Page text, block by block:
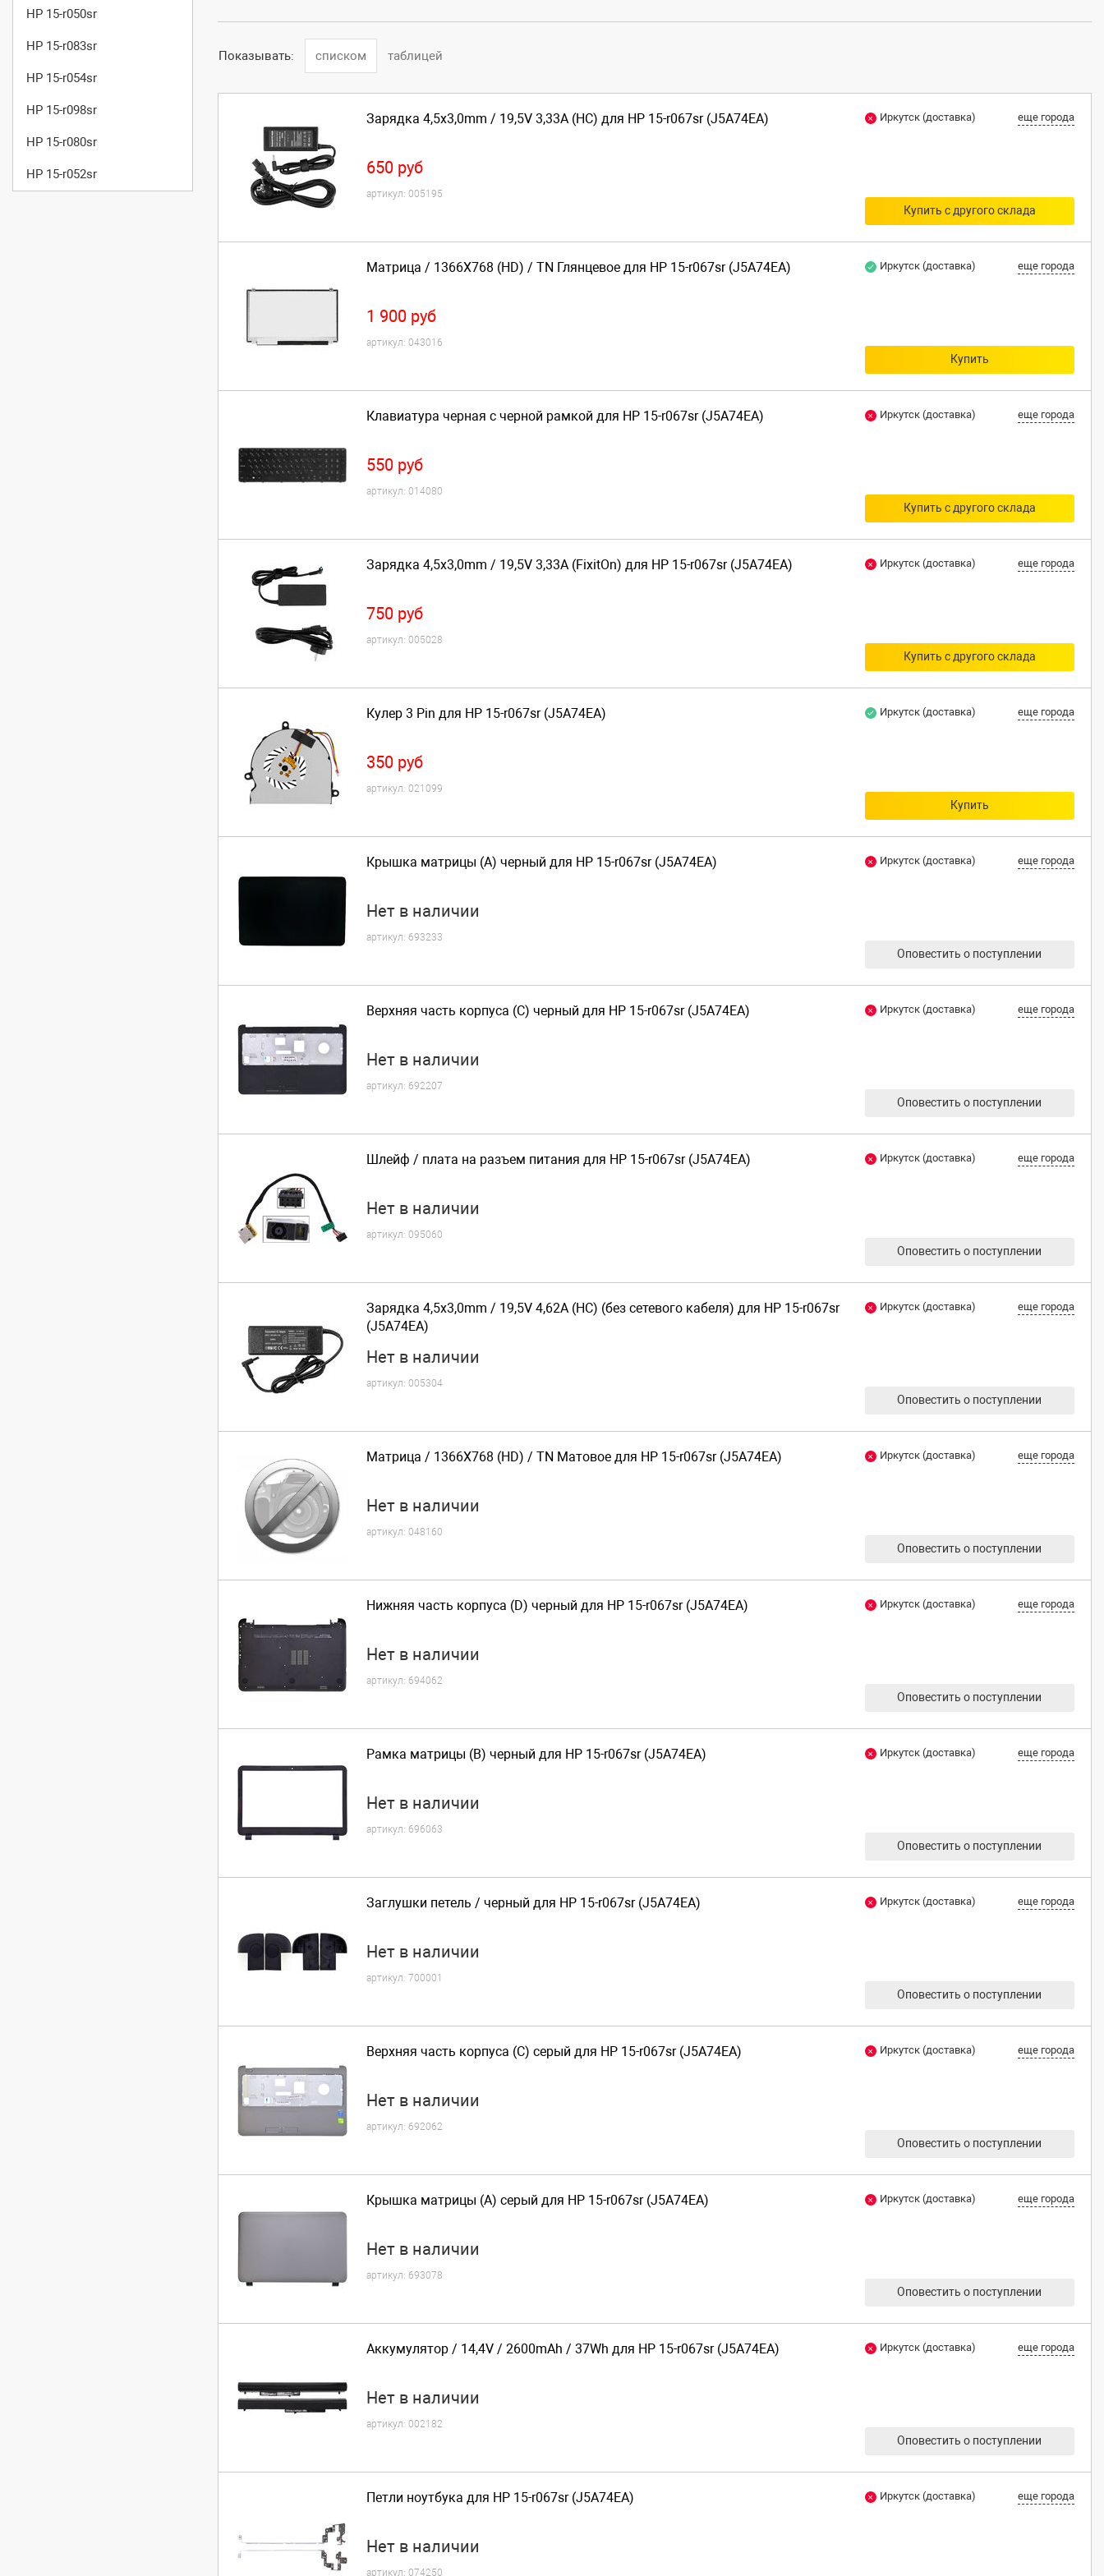
HP 15-r050sr
HP 15-r083sr
HP 15-r054sr
HP 15-r098sr
HP 15-r080sr
HP 15-r052sr
Показывать: списком таблицей
Зарядка 4,5x3,0mm / 19,5V 3,33A (HC) для HP 15-r067sr (J5A74EA)
650 руб
артикул: 005195
Иркутск (доставка) еще города
Купить с другого склада
Матрица / 1366X768 (HD) / TN Глянцевое для HP 15-r067sr (J5A74EA)
1 900 руб
артикул: 043016
Иркутск (доставка) еще города
Купить
Клавиатура черная с черной рамкой для HP 15-r067sr (J5A74EA)
550 руб
артикул: 014080
Иркутск (доставка) еще города
Купить с другого склада
Зарядка 4,5x3,0mm / 19,5V 3,33A (FixitOn) для HP 15-r067sr (J5A74EA)
750 руб
артикул: 005028
Иркутск (доставка) еще города
Купить с другого склада
Кулер 3 Pin для HP 15-r067sr (J5A74EA)
350 руб
артикул: 021099
Иркутск (доставка) еще города
Купить
Крышка матрицы (A) черный для HP 15-r067sr (J5A74EA)
Нет в наличии
артикул: 693233
Иркутск (доставка) еще города
Оповестить о поступлении
Верхняя часть корпуса (C) черный для HP 15-r067sr (J5A74EA)
Нет в наличии
артикул: 692207
Иркутск (доставка) еще города
Оповестить о поступлении
Шлейф / плата на разъем питания для HP 15-r067sr (J5A74EA)
Нет в наличии
артикул: 095060
Иркутск (доставка) еще города
Оповестить о поступлении
Зарядка 4,5x3,0mm / 19,5V 4,62A (HC) (без сетевого кабеля) для HP 15-r067sr
(J5A74EA)
Нет в наличии
артикул: 005304
Иркутск (доставка) еще города
Оповестить о поступлении
Матрица / 1366X768 (HD) / TN Матовое для HP 15-r067sr (J5A74EA)
Нет в наличии
артикул: 048160
Иркутск (доставка) еще города
Оповестить о поступлении
Нижняя часть корпуса (D) черный для HP 15-r067sr (J5A74EA)
Нет в наличии
артикул: 694062
Иркутск (доставка) еще города
Оповестить о поступлении
Рамка матрицы (B) черный для HP 15-r067sr (J5A74EA)
Нет в наличии
артикул: 696063
Иркутск (доставка) еще города
Оповестить о поступлении
Заглушки петель / черный для HP 15-r067sr (J5A74EA)
Нет в наличии
артикул: 700001
Иркутск (доставка) еще города
Оповестить о поступлении
Верхняя часть корпуса (C) серый для HP 15-r067sr (J5A74EA)
Нет в наличии
артикул: 692062
Иркутск (доставка) еще города
Оповестить о поступлении
Крышка матрицы (A) серый для HP 15-r067sr (J5A74EA)
Нет в наличии
артикул: 693078
Иркутск (доставка) еще города
Оповестить о поступлении
Аккумулятор / 14,4V / 2600mAh / 37Wh для HP 15-r067sr (J5A74EA)
Нет в наличии
артикул: 002182
Иркутск (доставка) еще города
Оповестить о поступлении
Петли ноутбука для HP 15-r067sr (J5A74EA)
Нет в наличии
артикул: 074250
Иркутск (доставка) еще города